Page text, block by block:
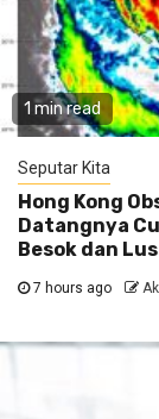
1 min read
Seputar Kita
Hong Kong
Datangnya
Besok dan
7 hours ago